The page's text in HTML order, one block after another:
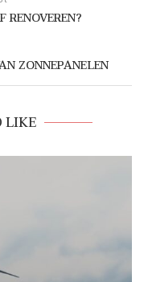
RENOVEREN?
ZONNEPANELEN
LIKE